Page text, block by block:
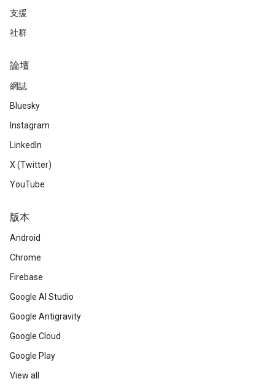
支援
社群
論壇
網誌
Bluesky
Instagram
LinkedIn
X (Twitter)
YouTube
版本
Android
Chrome
Firebase
Google AI Studio
Google Antigravity
Google Cloud
Google Play
View all